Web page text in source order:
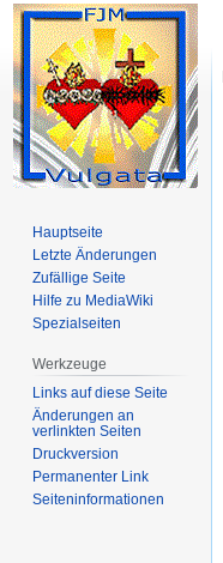
Hauptseite
Letzte Änderungen
Zufällige Seite
Hilfe zu MediaWiki
Spezialseiten
Werkzeuge
Links auf diese Seite
Änderungen an
verlinkten Seiten
Druckversion
Permanenter Link
Seiten­­informationen